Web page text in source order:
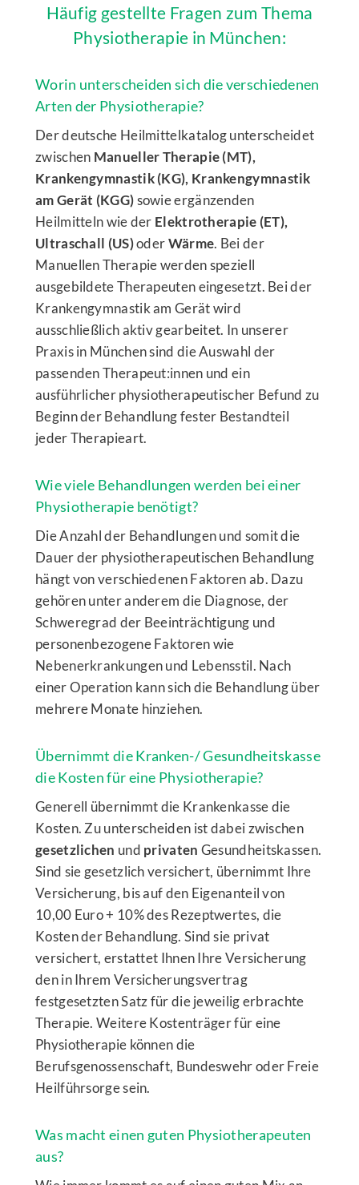
Häufig gestellte Fragen zum Thema
Physiotherapie in München:
Worin unterscheiden sich die verschiedenen
Arten der Physiotherapie?
Der deutsche Heilmittelkatalog unterscheidet
zwischen Manueller Therapie (MT),
Krankengymnastik (KG), Krankengymnastik
am Gerät (KGG)sowie ergänzenden
Heilmitteln wie der Elektrotherapie (ET),
Ultraschall (US)oderWärme. Bei der
Manuellen Therapie werden speziell
ausgebildete Therapeuten eingesetzt. Bei der
Krankengymnastik am Gerät wird
ausschließlich aktiv gearbeitet. In unserer
Praxis in München sind die Auswahl der
passenden Therapeut:innen und ein
ausführlicher physiotherapeutischer Befund zu
Beginn der Behandlung fester Bestandteil
jeder Therapieart.
Wie viele Behandlungen werden bei einer
Physiotherapie benötigt?
Die Anzahl der Behandlungen und somit die
Dauer der physiotherapeutischen Behandlung
hängt von verschiedenen Faktoren ab. Dazu
gehören unter anderem die Diagnose, der
Schweregrad der Beeinträchtigung und
personenbezogene Faktoren wie
Nebenerkrankungen und Lebensstil. Nach
einer Operation kann sich die Behandlung über
mehrere Monate hinziehen.
Übernimmt die Kranken-/ Gesundheitskasse
die Kosten für eine Physiotherapie?
Generell übernimmt die Krankenkasse die
Kosten. Zu unterscheiden ist dabei zwischen
gesetzlichen und privaten Gesundheitskassen.
Sind sie gesetzlich versichert, übernimmt Ihre
Versicherung, bis auf den Eigenanteil von
10,00 Euro + 10% des Rezeptwertes, die
Kosten der Behandlung. Sind sie privat
versichert, erstattet Ihnen Ihre Versicherung
den in Ihrem Versicherungsvertrag
festgesetzten Satz für die jeweilig erbrachte
Therapie. Weitere Kostenträger für eine
Physiotherapie können die
Berufsgenossenschaft, Bundeswehr oder Freie
Heilführsorge sein.
Was macht einen guten Physiotherapeuten
aus?